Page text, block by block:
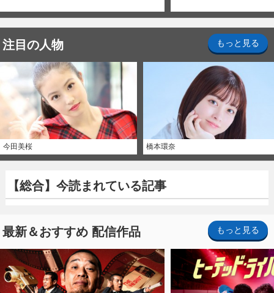
注目の人物 もっと見る
今田美桜 橋本環奈
【総合】今読まれている記事
最新＆おすすめ 配信作品 もっと見る